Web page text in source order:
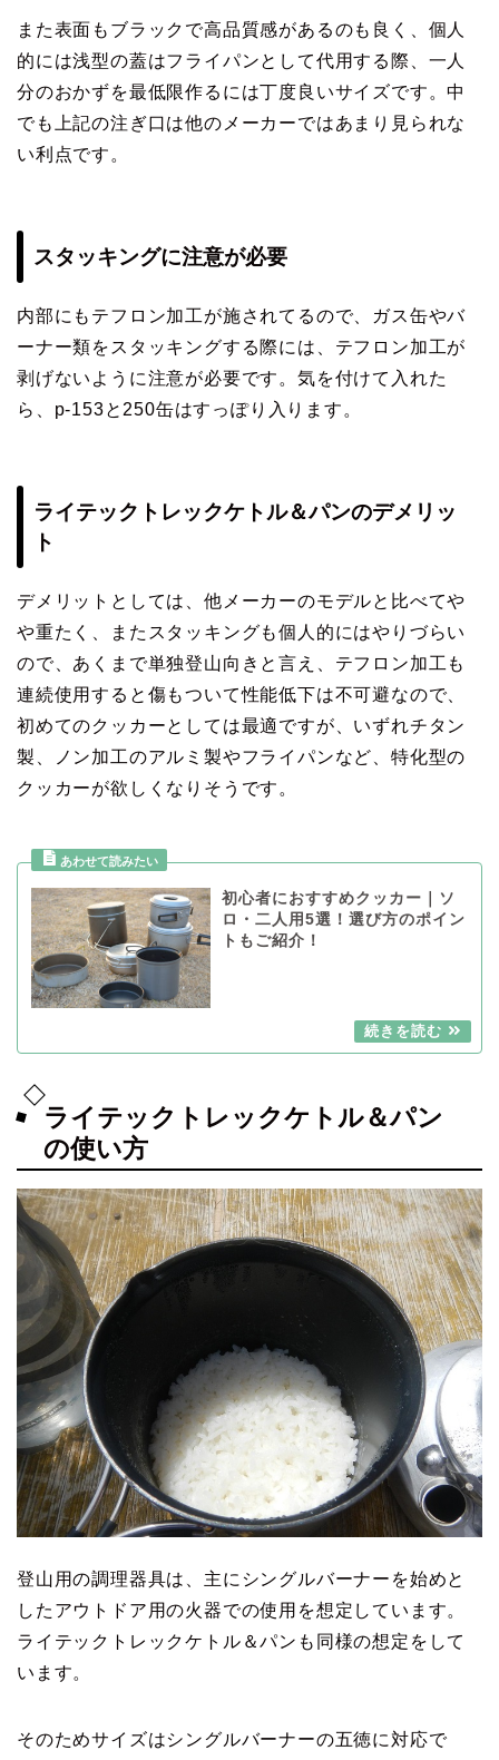
また表面もブラックで高品質感があるのも良く、個人
的には浅型の蓋はフライパンとして代用する際、一人
分のおかずを最低限作るには丁度良いサイズです。中
でも上記の注ぎ口は他のメーカーではあまり見られな
い利点です。
スタッキングに注意が必要
内部にもテフロン加工が施されてるので、ガス缶やバ
ーナー類をスタッキングする際には、テフロン加工が
剥げないように注意が必要です。気を付けて入れた
ら、p-153と250缶はすっぽり入ります。
ライテックトレックケトル＆パンのデメリッ
ト
デメリットとしては、他メーカーのモデルと比べてや
や重たく、またスタッキングも個人的にはやりづらい
ので、あくまで単独登山向きと言え、テフロン加工も
連続使用すると傷もついて性能低下は不可避なので、
初めてのクッカーとしては最適ですが、いずれチタン
製、ノン加工のアルミ製やフライパンなど、特化型の
クッカーが欲しくなりそうです。
初心者におすすめクッカー｜ソ
ロ・二人用5選！選び方のポイン
トもご紹介！
ライテックトレックケトル＆パン
の使い方
登山用の調理器具は、主にシングルバーナーを始めと
したアウトドア用の火器での使用を想定しています。
ライテックトレックケトル＆パンも同様の想定をして
います。
そのためサイズはシングルバーナーの五徳に対応で